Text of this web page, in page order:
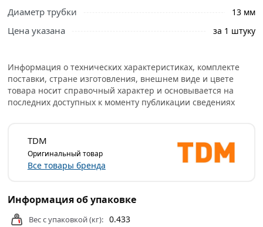
Условия доставки и цены на товар ТЭН TDM ELECTRIC 60,
категории
действительны в
Диаметр трубки 13 мм
Цена указана за 1 штуку
Информация о технических характеристиках, комплекте
поставки, стране изготовления, внешнем виде и цвете
товара носит справочный характер и основывается на
последних доступных к моменту публикации сведениях
TDM
Оригинальный товар
Все товары бренда
Информация об упаковке
Вес с упаковкой (кг): 0.433